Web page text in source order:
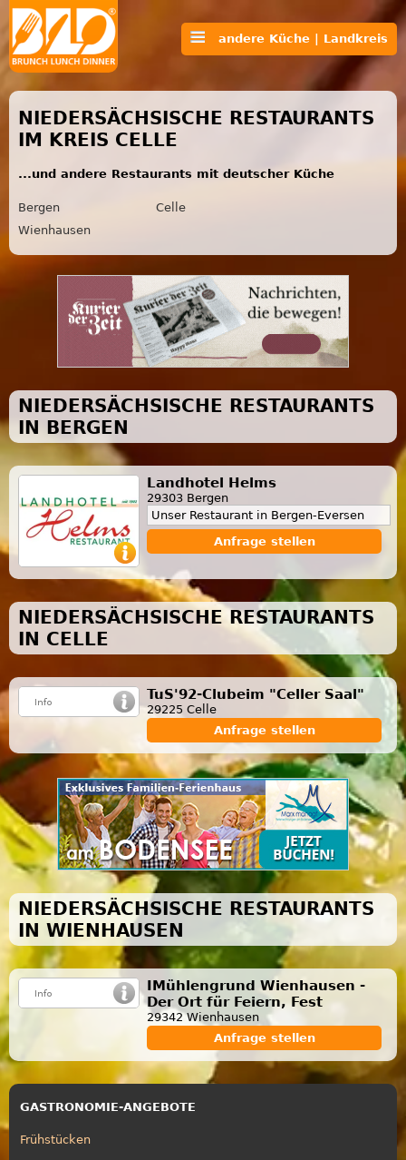
andere Küche | Landkreis
NIEDERSÄCHSISCHE RESTAURANTS
IM KREIS CELLE
...und andere Restaurants mit deutscher Küche
Bergen
Celle
Wienhausen
NIEDERSÄCHSISCHE RESTAURANTS
IN BERGEN
Landhotel Helms
29303 Bergen
Unser Restaurant in Bergen-Eversen
Anfrage stellen
NIEDERSÄCHSISCHE RESTAURANTS
IN CELLE
TuS'92-Clubeim "Celler Saal"
29225 Celle
Anfrage stellen
NIEDERSÄCHSISCHE RESTAURANTS
IN WIENHAUSEN
IMühlengrund Wienhausen -
Der Ort für Feiern, Fest
29342 Wienhausen
Anfrage stellen
GASTRONOMIE-ANGEBOTE
Frühstücken